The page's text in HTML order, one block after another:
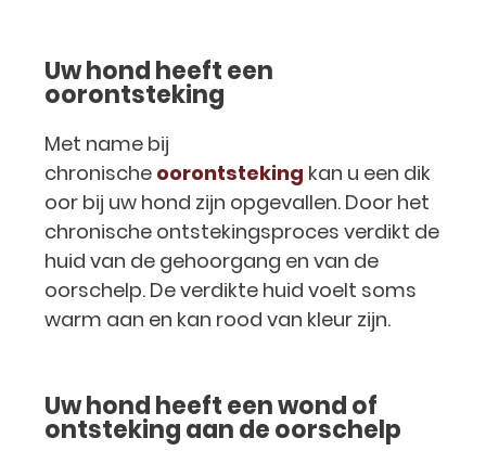
Uw hond heeft een
oorontsteking
Met name bij
chronische oorontsteking kan u een dik
oor bij uw hond zijn opgevallen. Door het
chronische ontstekingsproces verdikt de
huid van de gehoorgang en van de
oorschelp. De verdikte huid voelt soms
warm aan en kan rood van kleur zijn.
Uw hond heeft een wond of
ontsteking aan de oorschelp